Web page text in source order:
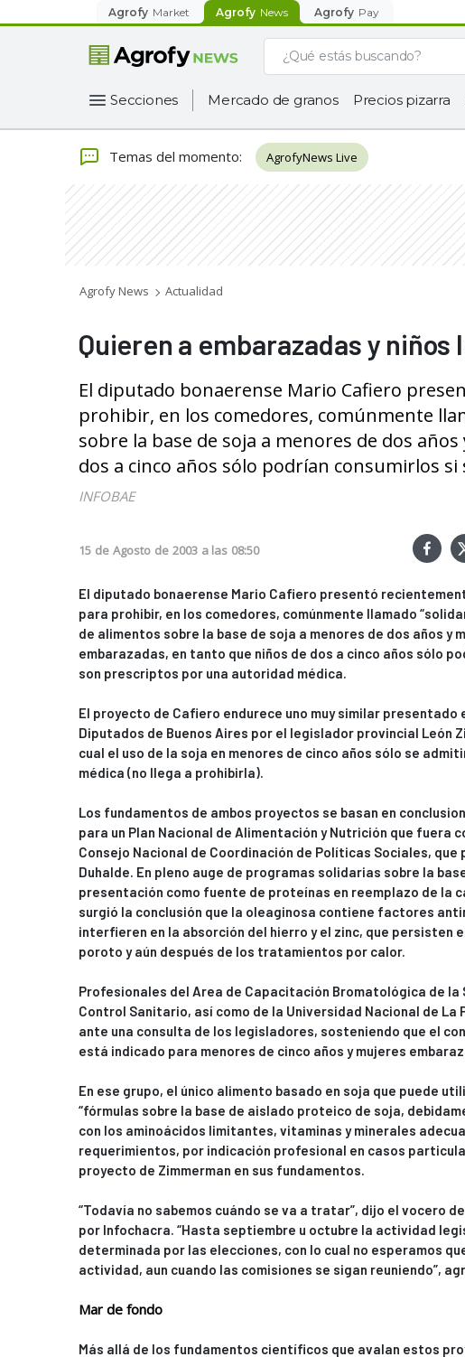
Agrofy Market Agrofy News Agrofy Pay
Secciones Mercado de granos Precios pizarra
Temas del momento: AgrofyNews Live
Agrofy News Actualidad
Quieren a embarazadas y niños
El diputado bonaerense Mario Cafiero
prohibir, en los comedores, comúnmente
sobre la base de soja a menores de dos
dos a cinco años sólo podrían consumirlos
INFOBAE
15 de Agosto de 2003 a las 08:50
El diputado bonaerense Mario Cafiero presentó
para prohibir, en los comedores, comúnmente llamado
de alimentos sobre la base de soja a menores de dos años y
embarazadas, en tanto que niños de dos a cinco años sólo
son prescriptos por una autoridad médica.
El proyecto de Cafiero endurece uno muy similar presentado
Diputados de Buenos Aires por el legislador provincial León
cual el uso de la soja en menores de cinco años sólo se
médica (no llega a prohibirla).
Los fundamentos de ambos proyectos se basan en
para un Plan Nacional de Alimentación y Nutrición que fuera
Consejo Nacional de Coordinación de Políticas Sociales, que
Duhalde. En pleno auge de programas solidarias sobre la
presentación como fuente de proteínas en reemplazo de la
surgió la conclusión que la oleaginosa contiene factores
interfieren en la absorción del hierro y el zinc, que persisten
poroto y aún después de los tratamientos por calor.
Profesionales del Area de Capacitación Bromatológica de la
Control Sanitario, así como de la Universidad Nacional de La
ante una consulta de los legisladores, sosteniendo que el
está indicado para menores de cinco años y mujeres
En ese grupo, el único alimento basado en soja que puede
“fórmulas sobre la base de aislado proteico de soja,
con los aminoácidos limitantes, vitaminas y minerales
requerimientos, por indicación profesional en casos
proyecto de Zimmerman en sus fundamentos.
“Todavía no sabemos cuándo se va a tratar”, dijo el vocero
por Infochacra. “Hasta septiembre u octubre la actividad
determinada por las elecciones, con lo cual no esperamos
actividad, aun cuando las comisiones se sigan reuniendo”,
Mar de fondo
Más allá de los fundamentos científicos que avalan estos